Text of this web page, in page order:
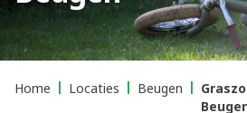
Home Locaties Beugen